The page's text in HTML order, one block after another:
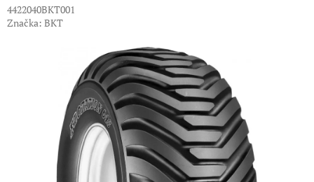
4422040BKT001
Značka: BKT